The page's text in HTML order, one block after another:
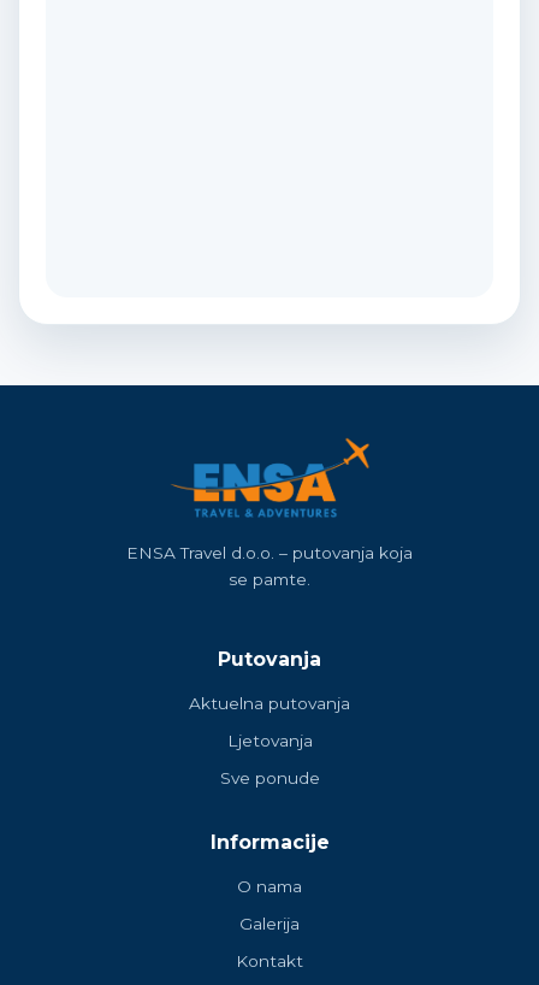
ENSA Travel d.o.o. – putovanja koja
se pamte.
Putovanja
Aktuelna putovanja
Ljetovanja
Sve ponude
Informacije
O nama
Galerija
Kontakt